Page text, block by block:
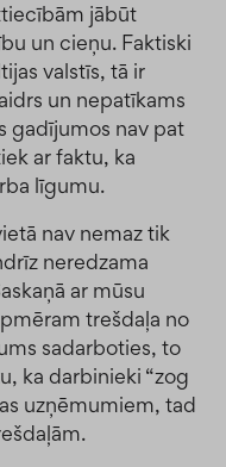
jābūt
un cieņu. Faktiski
valstīs, tā ir
un nepatīkams
gadījumos nav pat
ar faktu, ka
līgumu.
nav nemaz tik
neredzama
ar mūsu
trešdaļa no
sadarboties, to
ka darbinieki “zog
uzņēmumiem, tad